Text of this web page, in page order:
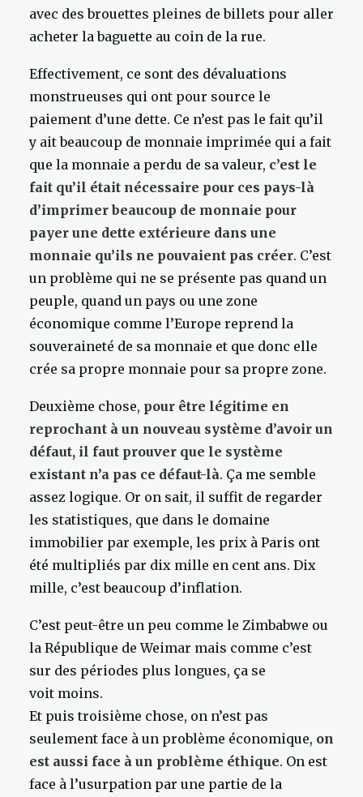
avec des brouettes pleines de billets pour aller
acheter la baguette au coin de la rue.
Effectivement, ce sont des dévaluations
monstrueuses qui ont pour source le
paiement d’une dette. Ce n’est pas le fait qu’il
y ait beaucoup de monnaie imprimée qui a fait
que la monnaie a perdu de sa valeur, c’est le
fait qu’il était nécessaire pour ces pays-là
d’imprimer beaucoup de monnaie pour
payer une dette extérieure dans une
monnaie qu’ils ne pouvaient pas créer. C’est
un problème qui ne se présente pas quand un
peuple, quand un pays ou une zone
économique comme l’Europe reprend la
souveraineté de sa monnaie et que donc elle
crée sa propre monnaie pour sa propre zone.
Deuxième chose, pour être légitime en
reprochant à un nouveau système d’avoir un
défaut, il faut prouver que le système
existant n’a pas ce défaut-là. Ça me semble
assez logique. Or on sait, il suffit de regarder
les statistiques, que dans le domaine
immobilier par exemple, les prix à Paris ont
été multipliés par dix mille en cent ans. Dix
mille, c’est beaucoup d’inflation.
C’est peut-être un peu comme le Zimbabwe ou
la République de Weimar mais comme c’est
sur des périodes plus longues, ça se
voit moins.
Et puis troisième chose, on n’est pas
seulement face à un problème économique, on
est aussi face à un problème éthique. On est
face à l’usurpation par une partie de la